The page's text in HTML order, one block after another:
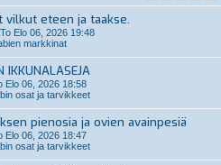
vilkut eteen ja taakse.
To Elo 06, 2026 19:48
markkinat
Elo 06, 2026 18:58
osat ja tarvikkeet
pienosia ja ovien avainpesiä
Elo 06, 2026 18:47
osat ja tarvikkeet